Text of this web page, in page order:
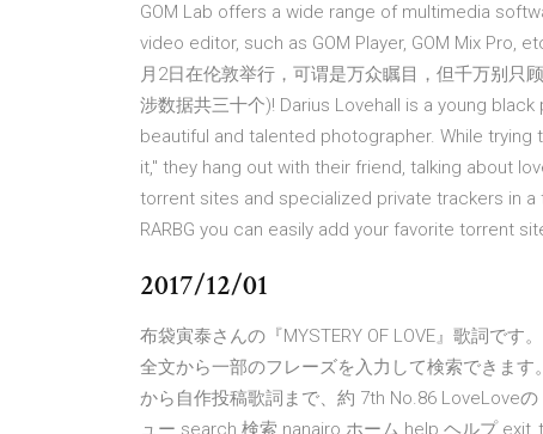
GOM Lab offers a wide range of multimedia
video editor, such as GOM Player, GOM Mix Pro,
月2日在伦敦举行，可谓是万众瞩目，但千万别只
涉数据共三十个)! Darius Lovehall is a young
beautiful and talented photographer. While
it," they hang out with their friend, talking about
torrent sites and specialized private trackers in a
RARBG you can easily add your favorite torrent
2017/12/01
布袋寅泰さんの『MYSTERY OF LOVE』歌詞で
全文から一部のフレーズを入力して検索できま
から自作投稿歌詞まで、約 7th No.86 LoveLove
ュー search 検索 nanairo ホーム help ヘルプ